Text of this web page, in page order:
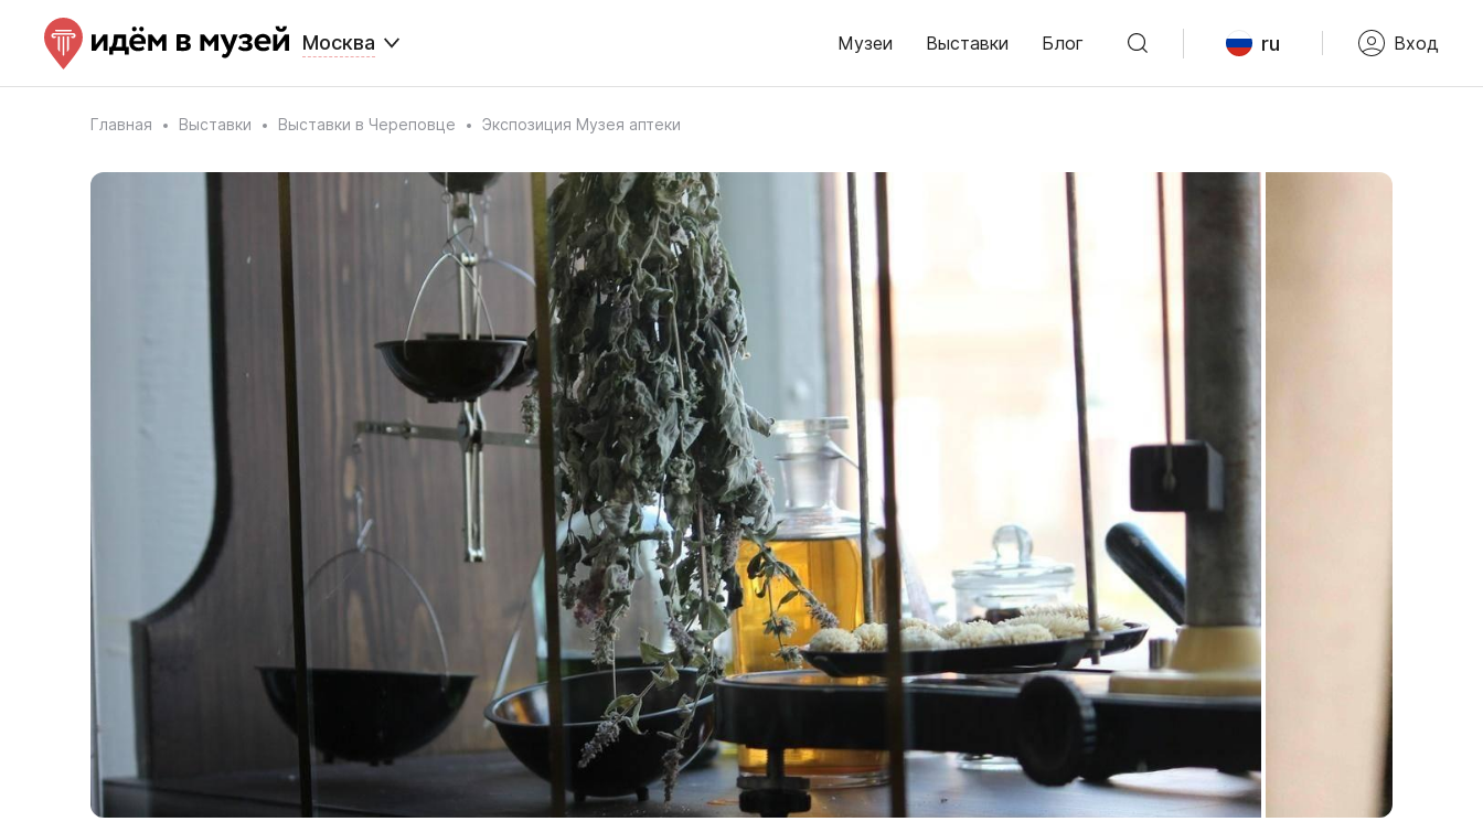
Москва Музеи Выставки Блог ru Вход
Главная Выставки Выставки в Череповце Экспозиция Музея аптеки